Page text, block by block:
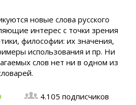
новые слова русского
интерес с точки зрения
философии: их значения,
использования и пр. Ни
слов нет ни в одном из
4.105 подписчиков